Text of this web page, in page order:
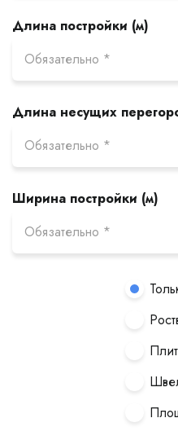
Длина постройки (м)
Длина несущих
Ширина постройки (м)